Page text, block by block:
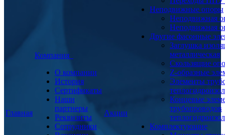
Главная
Компания
О компании
История
Сертификаты
Наши
партнеры
Реквизиты
Сотрудники
Акции
Неподвижные опоры
Неподвижная
Неподвижная
Другие фасонные
Заглушка
металлическая
Скользящие
Z-образные
Элементы
Концевые
трубопроводов
Комплектующие